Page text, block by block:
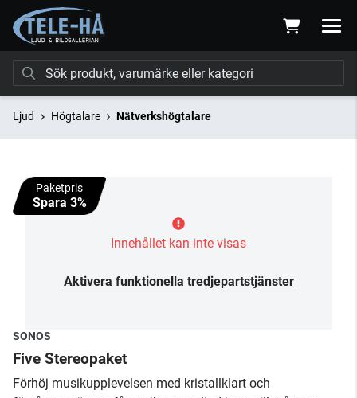
Ljud Högtalare Nätverkshögtalare
Paketpris
Spara 3%
Innehållet kan inte visas
Aktivera funktionella tredjepartstjänster
SONOS
Five Stereopaket
Förhöj musikupplevelsen med kristallklart och